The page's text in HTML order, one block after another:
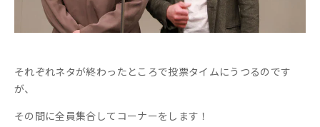
それぞれネタが終わったところで投票タイムにうつるのです
が、
その間に全員集合してコーナーをします！